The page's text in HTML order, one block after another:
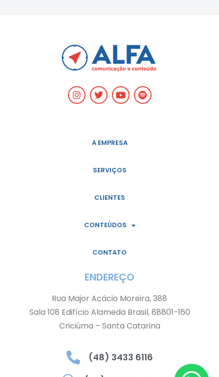
A EMPRESA
SERVIÇOS
CLIENTES
CONTEÚDOS
CONTATO
ENDEREÇO
Rua Major Acácio Moreira, 388
Sala 108 Edifício Alameda Brasil, 88801-160
Criciúma – Santa Catarina
(48) 3433 6116